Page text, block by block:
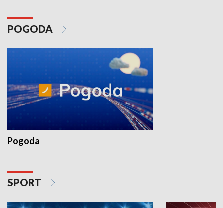
POGODA
Pogoda
SPORT